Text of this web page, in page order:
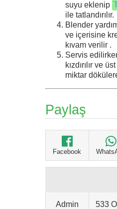
suyu eklenip
ile tatlandırılır.
Blender
ve içerisine
kıvam verilir .
Servis
kızdırılır ve
miktar
Paylaş
Facebook
Admin 533